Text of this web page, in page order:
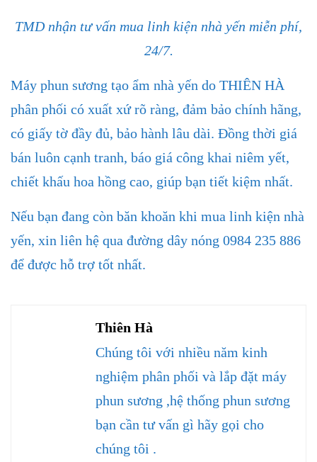
TMD nhận tư vấn mua linh kiện nhà yến miễn phí,
24/7.
Máy phun sương tạo ẩm nhà yến do THIÊN HÀ
phân phối có xuất xứ rõ ràng, đảm bảo chính hãng,
có giấy tờ đầy đủ, bảo hành lâu dài. Đồng thời giá
bán luôn cạnh tranh, báo giá công khai niêm yết,
chiết khấu hoa hồng cao, giúp bạn tiết kiệm nhất.
Nếu bạn đang còn băn khoăn khi mua linh kiện nhà
yến, xin liên hệ qua đường dây nóng 0984 235 886
để được hỗ trợ tốt nhất.
Thiên Hà
Chúng tôi với nhiều năm kinh
nghiệm phân phối và lắp đặt máy
phun sương ,hệ thống phun sương
bạn cần tư vấn gì hãy gọi cho
chúng tôi .